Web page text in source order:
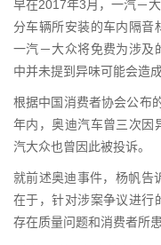
早在2017年3月，一汽－
分车辆所安装的车内隔音
一汽－大众将免费为涉及
中并未提到异味可能会造
根据中国消费者协会公布
年内，奥迪汽车曾三次因
汽大众也曾因此被投诉。
就前述奥迪事件，杨帆告
在于，针对涉案争议进行
存在质量问题和消费者所